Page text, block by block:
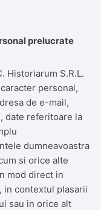
prelucrate
Historiarum S.R.L.
personal,
de e-mail,
date referitoare la
dumneavoastra
si orice alte
mod direct in
in contextul plasarii
sau in orice alt